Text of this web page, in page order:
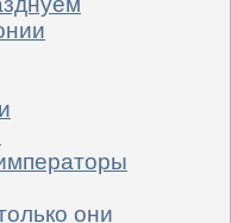
они